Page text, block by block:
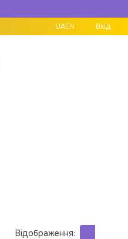
UAEN Вхід
Відображення: